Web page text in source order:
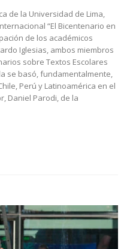
de la Universidad de Lima,
“El Bicentenario en
de los académicos
Iglesias, ambos miembros
sobre Textos Escolares
se basó, fundamentalmente,
Perú y Latinoamérica en el
Daniel Parodi, de la